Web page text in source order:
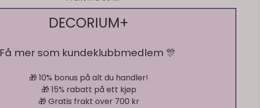
DECORIUM+
Få mer som kundeklubbmedlem 🎊
🎁 10% bonus på alt du handler!
🎁 15% rabatt på ett kjøp
🎁 Gratis frakt over 700 kr